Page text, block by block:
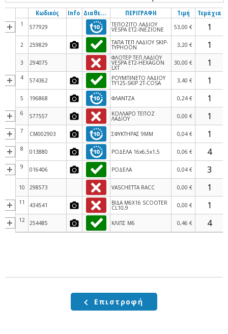
Κωδικός Info Διαθεσιμότητα ΠΕΡΙΓΡΑΦΗ Τιμή Τεμάχια
1 577929 ΤΕΠΟΖΙΤΟ ΛΑΔΙΟΥ
VESPA ΕΤ2-INEZIONE 53,00 €
2 259829 ΤΑΠΑ ΤΕΠ ΛΑΔΙΟΥ SKIP-
TYPHOON 3,20 €
3 294075
ΦΛΟΤΕΡ ΤΕΠ.ΛΑΔΙΟΥ
VESPA ΕΤ2-HEXAGON
LXT
30,00 €
4 574362 ΡΟΥΜΠΙΝΕΤΟ ΛΑΔΙΟΥ
TY125-SKIP 2T-COSA 3,40 €
5 196868 ΦΛΑΝΤΖΑ 0,24 €
6 577557 ΚΟΛΛΑΡΟ ΤΕΠΟΖ
ΛΑΔΙΟΥ 0,00 €
7 CM002903 ΣΦΥΚΤΗΡΑΣ 9MM 0,04 €
8 013880 ΡΟΔΕΛΑ 16x6,5x1,5 0,06 €
9 016406 ΡΟΔΕΛΑ 0,04 €
10 298573 VASCHETTA RACC 0,00 €
11 434541 ΒΙΔΑ M6X16 SCOOTER
CL10,9 0,00 €
12 254485 ΚΛΙΠΣ M6 0,46 €
Επιστροφή